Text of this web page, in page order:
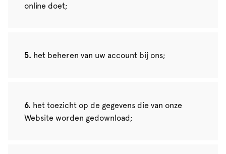
online doet;
het beheren van uw account bij ons;
het toezicht op de gegevens die van onze
Website worden gedownload;